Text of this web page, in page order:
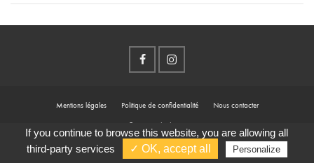
Mentions légales Politique de confidentialité Nous contacter
© 2026 Récréation
If you continue to browse this website, you are allowing all
third-party services
✓ OK, accept all Personalize